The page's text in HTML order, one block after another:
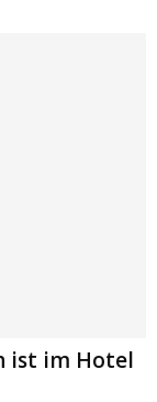
ist im Hotel